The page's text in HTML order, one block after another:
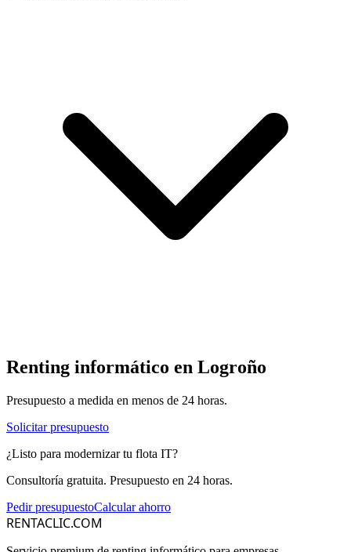
Renting informático en Logroño
Presupuesto a medida en menos de 24 horas.
Solicitar presupuesto
¿Listo para modernizar tu flota IT?
Consultoría gratuita. Presupuesto en 24 horas.
Pedir presupuestoCalcular ahorro
RENTACLIC.COM